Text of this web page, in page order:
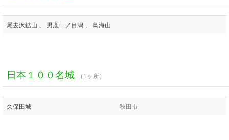
尾去沢鉱山 、 男鹿一ノ目潟 、 鳥海山
日本１００名城 （1ヶ所）
久保田城 秋田市